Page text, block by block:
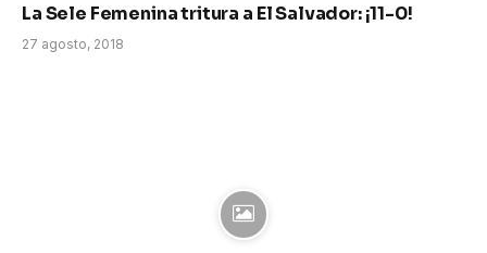
La Sele Femenina tritura a El Salvador: ¡11-0!
27 agosto, 2018